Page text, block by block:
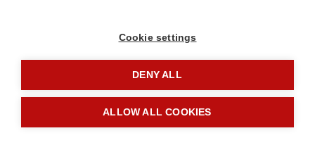
1.1 적용
Cookie settings
DENY ALL
ALLOW ALL COOKIES